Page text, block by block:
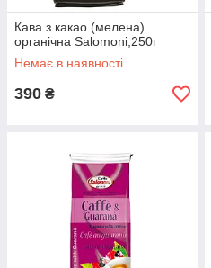
Кава з какао (мелена)
органічна Salomoni,250г
Немає в наявності
390 ₴